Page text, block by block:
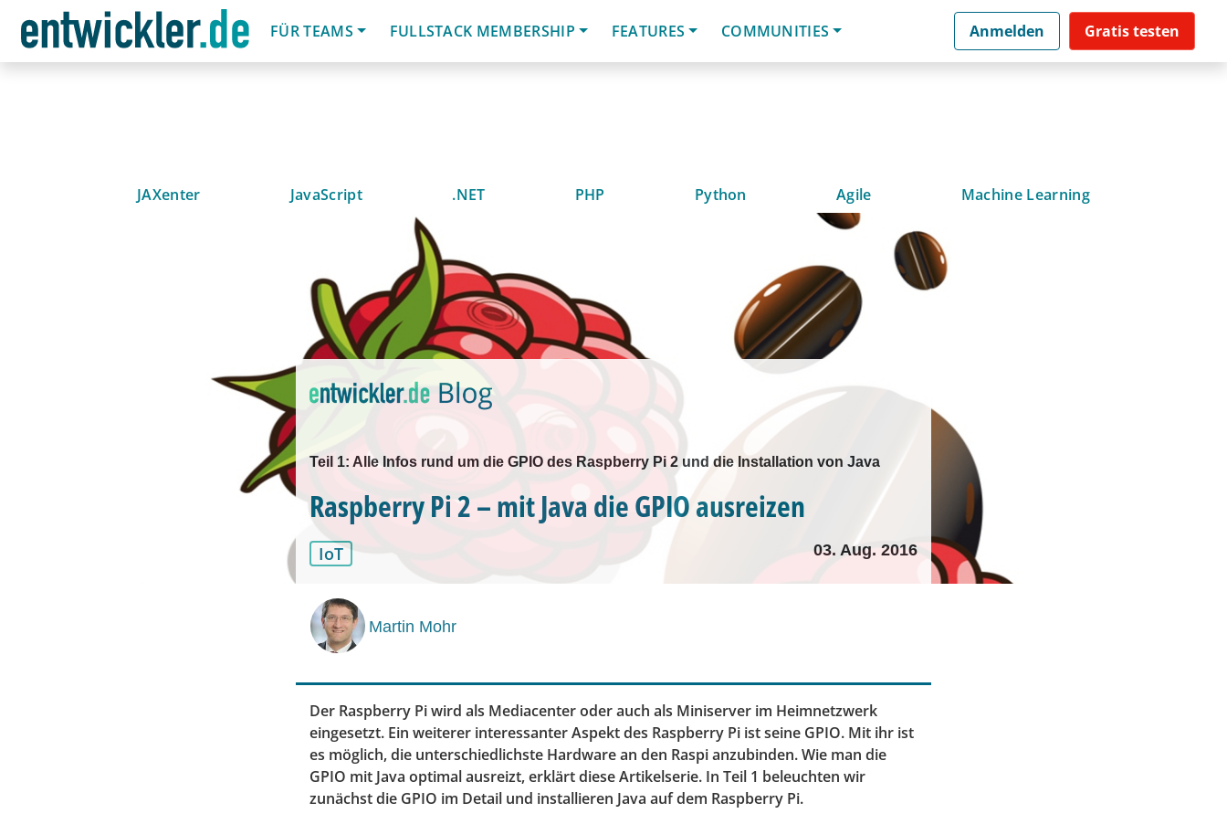
FÜR TEAMS
FULLSTACK MEMBERSHIP FEATURES COMMUNITIES Anmelden Gratis testen
JAXenter JavaScript .NET PHP Python Agile Machine Learning
Teil 1: Alle Infos rund um die GPIO des Raspberry Pi 2 und die Installation von Java
Raspberry Pi 2 – mit Java die GPIO ausreizen
IoT 03. Aug. 2016
Martin Mohr
Der Raspberry Pi wird als Mediacenter oder auch als Miniserver im Heimnetzwerk
eingesetzt. Ein weiterer interessanter Aspekt des Raspberry Pi ist seine GPIO. Mit ihr ist
es möglich, die unterschiedlichste Hardware an den Raspi anzubinden. Wie man die
GPIO mit Java optimal ausreizt, erklärt diese Artikelserie. In Teil 1 beleuchten wir
zunächst die GPIO im Detail und installieren Java auf dem Raspberry Pi.